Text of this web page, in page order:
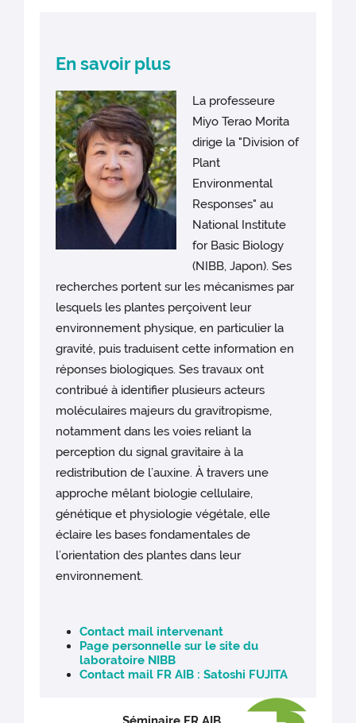
En savoir plus
La professeure
Miyo Terao Morita
dirige la "Division of
Plant
Environmental
Responses" au
National Institute
for Basic Biology
(NIBB, Japon). Ses
recherches portent sur les mécanismes par
lesquels les plantes perçoivent leur
environnement physique, en particulier la
gravité, puis traduisent cette information en
réponses biologiques. Ses travaux ont
contribué à identifier plusieurs acteurs
moléculaires majeurs du gravitropisme,
notamment dans les voies reliant la
perception du signal gravitaire à la
redistribution de l’auxine. À travers une
approche mêlant biologie cellulaire,
génétique et physiologie végétale, elle
éclaire les bases fondamentales de
l’orientation des plantes dans leur
environnement.
Contact mail intervenant
Page personnelle sur le site du
laboratoire NIBB
Contact mail FR AIB : Satoshi FUJITA